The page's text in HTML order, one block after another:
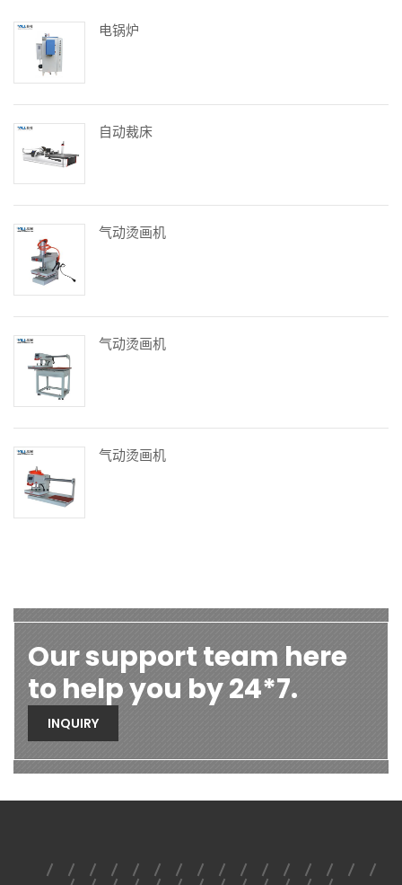
电锅炉
自动裁床
气动烫画机
气动烫画机
气动烫画机
Our support team here
to help you by 24*7.
INQUIRY